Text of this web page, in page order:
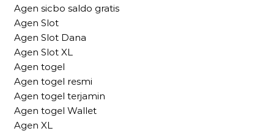
Agen sicbo saldo gratis
Agen Slot
Agen Slot Dana
Agen Slot XL
Agen togel
Agen togel resmi
Agen togel terjamin
Agen togel Wallet
Agen XL